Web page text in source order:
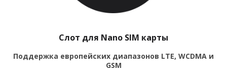
Слот для Nano SIM карты
Поддержка европейских диапазонов LTE, WCDMA и
GSM